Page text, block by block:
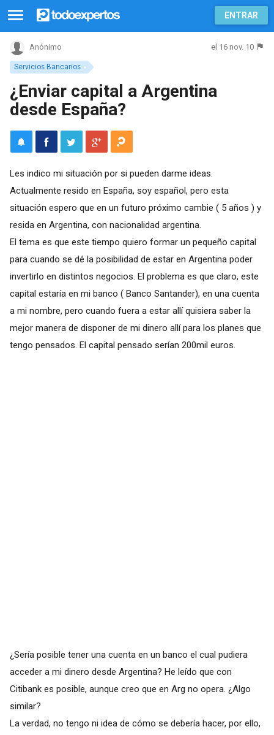
ENTRAR
Servicios Bancarios
Anónimo el 16 nov. 10
¿Enviar capital a Argentina
desde España?
Les indico mi situación por si pueden darme ideas.
Actualmente resido en España, soy español, pero esta
situación espero que en un futuro próximo cambie ( 5 años ) y
resida en Argentina, con nacionalidad argentina.
El tema es que este tiempo quiero formar un pequeño capital
para cuando se dé la posibilidad de estar en Argentina poder
invertirlo en distintos negocios. El problema es que claro, este
capital estaría en mi banco ( Banco Santander), en una cuenta
a mi nombre, pero cuando fuera a estar allí quisiera saber la
mejor manera de disponer de mi dinero allí para los planes que
tengo pensados. El capital pensado serían 200mil euros.
¿Sería posible tener una cuenta en un banco el cual pudiera
acceder a mi dinero desde Argentina? He leído que con
Citibank es posible, aunque creo que en Arg no opera. ¿Algo
similar?
La verdad, no tengo ni idea de cómo se debería hacer, por ello,